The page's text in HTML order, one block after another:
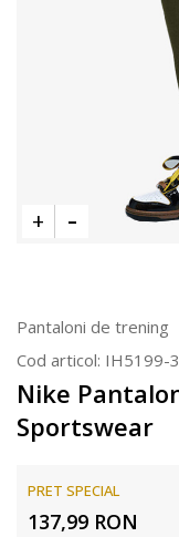
Pantaloni de trening
Cod articol: IH5199-
Nike
Sportswear
PRET SPECIAL
137,99 RON